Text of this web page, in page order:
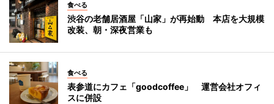
食べる
渋谷の老舗居酒屋「山家」が再始動 本店を大規模
改装、朝・深夜営業も
食べる
表参道にカフェ「goodcoffee」 運営会社オフィ
スに併設